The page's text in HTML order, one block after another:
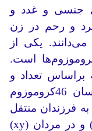
جنسی و غدد و
مرد و رحم در زن
یکی از
است.
تعداد و
نوع آن مشخص می‌شود. بدن انسان 46کروموزوم
فرزندان منتقل
می‌کند که در زنان به صورت (xx) و در مردان (xy)